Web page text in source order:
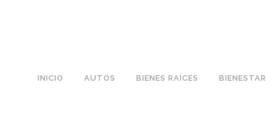
INICIO AUTOS BIENES RAÍCES BIENESTAR